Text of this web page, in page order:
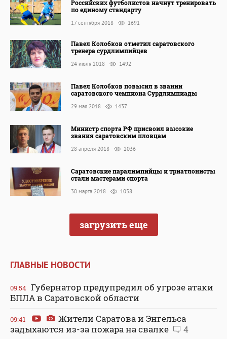
Российских футболистов начнут тренировать
по единому стандарту
17 сентября 2018 1691
Павел Колобков отметил саратовского
тренера сурдлимпийцев
24 июля 2018 1492
Павел Колобков повысил в звании
саратовского чемпиона Сурдлимпиады
29 мая 2018 1437
Министр спорта РФ присвоил высокие
звания саратовским пловцам
28 апреля 2018 2036
Саратовские паралимпийцы и триатлонисты
стали мастерами спорта
30 марта 2018 1058
загрузить еще
ГЛАВНЫЕ НОВОСТИ
09:54 Губернатор предупредил об угрозе атаки
БПЛА в Саратовской области
09:41
Жители Саратова и Энгельса
задыхаются из-за пожара на свалке
4